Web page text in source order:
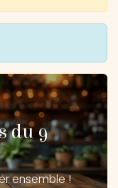
du 9
ensemble !